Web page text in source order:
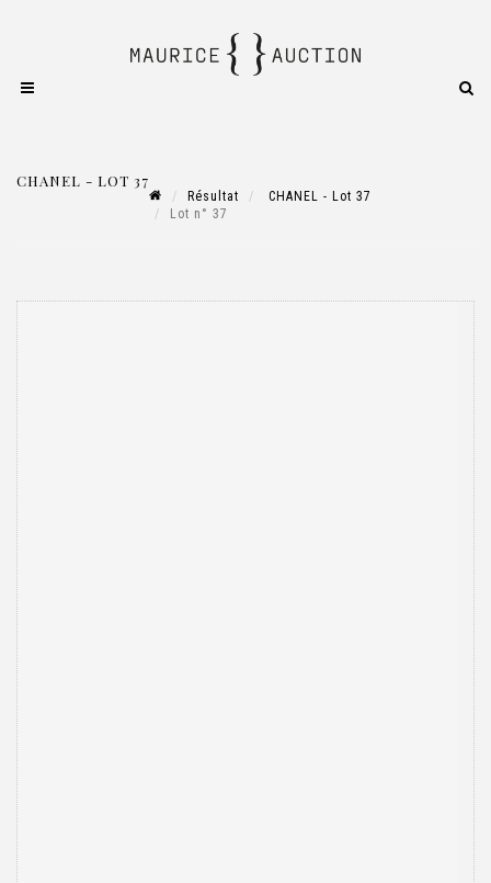
CHANEL - LOT 37
Résultat
CHANEL - Lot 37
Lot n° 37